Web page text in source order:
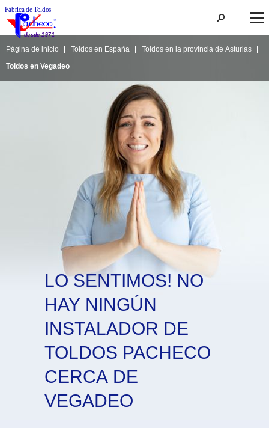
Página de inicio Toldos en España
Toldos en la provincia de Asturias
Toldos en Vegadeo
LO SENTIMOS! NO
HAY NINGÚN
INSTALADOR DE
TOLDOS PACHECO
CERCA DE
VEGADEO